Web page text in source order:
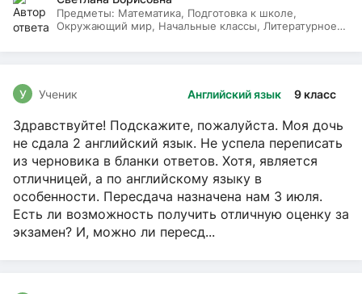
Предметы: Математика, Подготовка к школе,
Окружающий мир, Начальные классы, Литературное
Английский язык 9 класс
У Ученик
Здравствуйте! Подскажите, пожалуйста. Моя дочь
не сдала 2 английский язык. Не успела переписать
из черновика в бланки ответов. Хотя, является
отличницей, а по английскому языку в
особенности. Пересдача назначена нам 3 июля.
Есть ли возможность получить отличную оценку за
экзамен? И, можно ли пересд...